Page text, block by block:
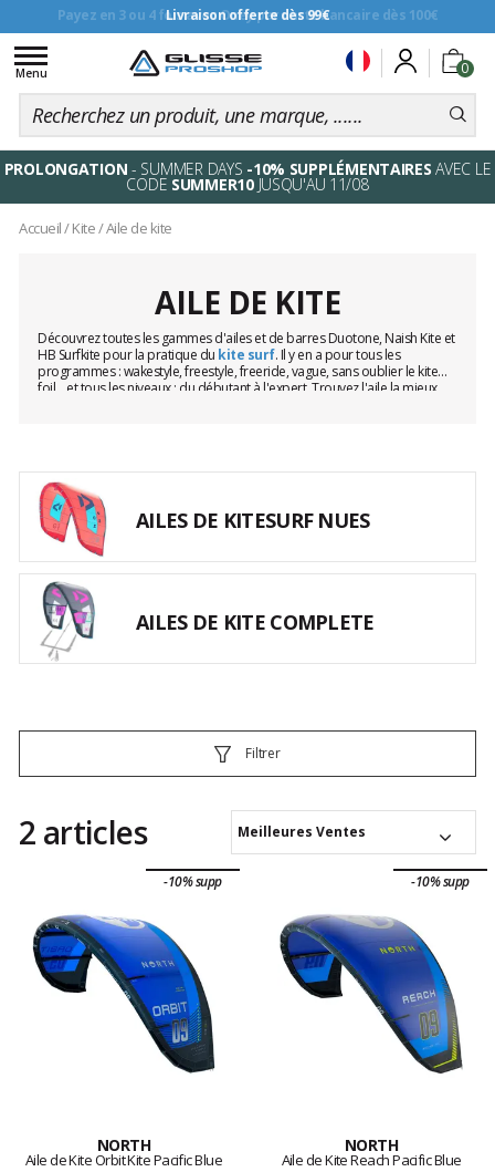
Livraison offerte dès 99€
0
Toggle
navigation
Menu
PROLONGATION - SUMMER DAYS -10% SUPPLÉMENTAIRES AVEC LE
CODE SUMMER10JUSQU'AU 11/08
Accueil/Kite/Aile de kite
AILE DE KITE
Découvrez toutes les gammes d'ailes et de barres Duotone, Naish Kite et
HB Surfkite pour la pratique du kite surf. Il y en a pour tous les
programmes : wakestyle, freestyle, freeride, vague, sans oublier le kite
foil... et tous les niveaux : du débutant à l'expert. Trouvez l'aile la mieux
AILES DE KITESURF NUES
AILES DE KITE COMPLETE
Filtrer
2 articles Meilleures Ventes
-10% supp
NORTH
Aile de Kite Orbit Kite Pacific Blue
-10% supp
NORTH
Aile de Kite Reach Pacific Blue